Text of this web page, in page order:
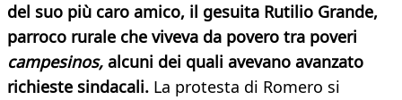
del suo più caro amico, il gesuita Rutilio Grande,
parroco rurale che viveva da povero tra poveri
campesinos, alcuni dei quali avevano avanzato
richieste sindacali. La protesta di Romero si